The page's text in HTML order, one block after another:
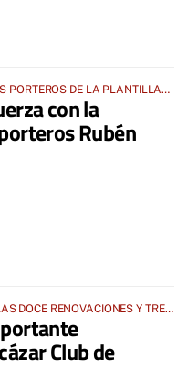
PORTEROS DE LA PLANTILLA
con la
Rubén
DOCE RENOVACIONES Y TRES
Club de